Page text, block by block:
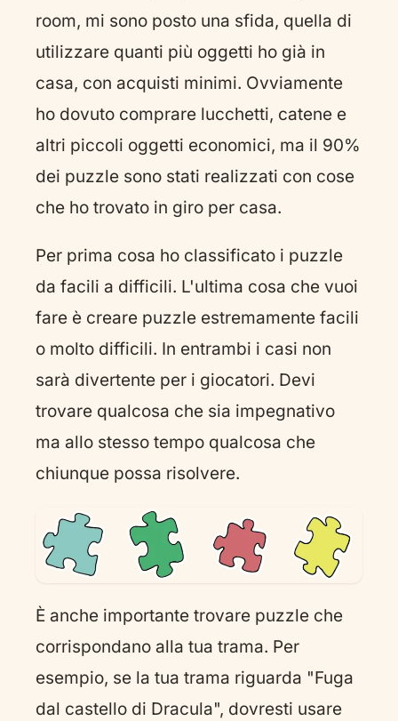
room, mi sono posto una sfida, quella di
utilizzare quanti più oggetti ho già in
casa, con acquisti minimi. Ovviamente
ho dovuto comprare lucchetti, catene e
altri piccoli oggetti economici, ma il 90%
dei puzzle sono stati realizzati con cose
che ho trovato in giro per casa.
Per prima cosa ho classificato i puzzle
da facili a difficili. L'ultima cosa che vuoi
fare è creare puzzle estremamente facili
o molto difficili. In entrambi i casi non
sarà divertente per i giocatori. Devi
trovare qualcosa che sia impegnativo
ma allo stesso tempo qualcosa che
chiunque possa risolvere.
È anche importante trovare puzzle che
corrispondano alla tua trama. Per
esempio, se la tua trama riguarda "Fuga
dal castello di Dracula", dovresti usare